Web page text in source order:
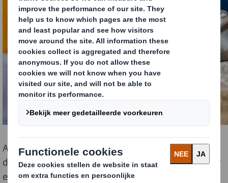
Als 2018 de bekroning van een nieuw bewustzijn was,
dan is 2019 het jaar van de actie geworden – met meer
en meer van ons gemotiveerd om meer duurzaam te